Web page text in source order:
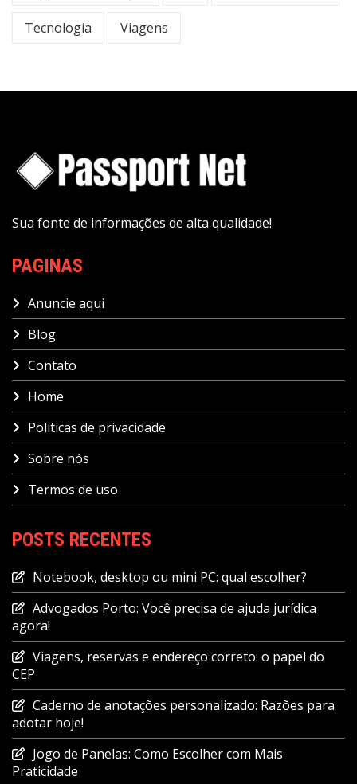
Tecnologia Viagens
Sua fonte de informações de alta qualidade!
PAGINAS
Anuncie aqui
Blog
Contato
Home
Politicas de privacidade
Sobre nós
Termos de uso
POSTS RECENTES
Notebook, desktop ou mini PC: qual escolher?
Advogados Porto: Você precisa de ajuda jurídica
agora!
Viagens, reservas e endereço correto: o papel do
CEP
Caderno de anotações personalizado: Razões para
adotar hoje!
Jogo de Panelas: Como Escolher com Mais
Praticidade